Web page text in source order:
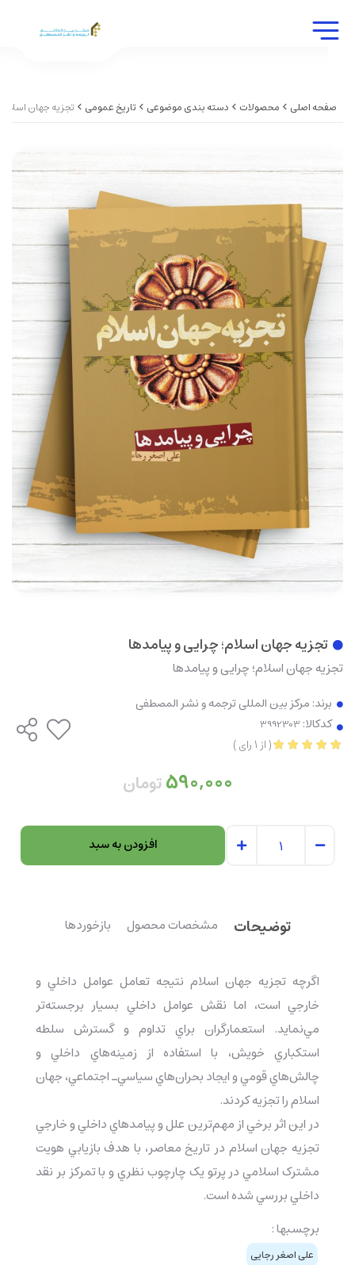
صفحه اصلی محصولات دسته بندی موضوعی تاریخ عمومی تجزیه جهان
تجزیه جهان اسلام؛ چرایی و پیامدها
تجزیه جهان اسلام؛ چرایی و پیامدها
برند: مرکز بین المللی ترجمه و نشر المصطفی
کدکالا:
(از1رای)
590,000تومان
افزودن به سبد
توضیحات مشخصات محصول بازخوردها
اگرچه تجزيه جهان اسلام نتيجه تعامل عوامل داخلي و
خارجي است، اما نقش عوامل داخلي بسيار برجسته‌تر
مي‌نمايد. استعمارگران براي تداوم و گسترش سلطه
استکباري خويش، با استفاده از زمينه‌هاي داخلي و
چالش‌هاي قومي‌ و ايجاد بحران‌هاي سياسي‌ـ ‌اجتماعي، جهان
اسلام را تجزيه كردند.
در اين اثر برخي از مهم‌ترين علل و پيامدهاي داخلي و خارجي
تجزيه جهان اسلام در تاريخ معاصر، با هدف بازيابي هويت
مشترک اسلامي در پرتو يک چارچوب نظري و با تمرکز بر نقد
داخلي بررسي شده است.
برچسبها :
علی اصغر رجایی